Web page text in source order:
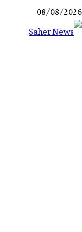
Skip
to
08/08/2026